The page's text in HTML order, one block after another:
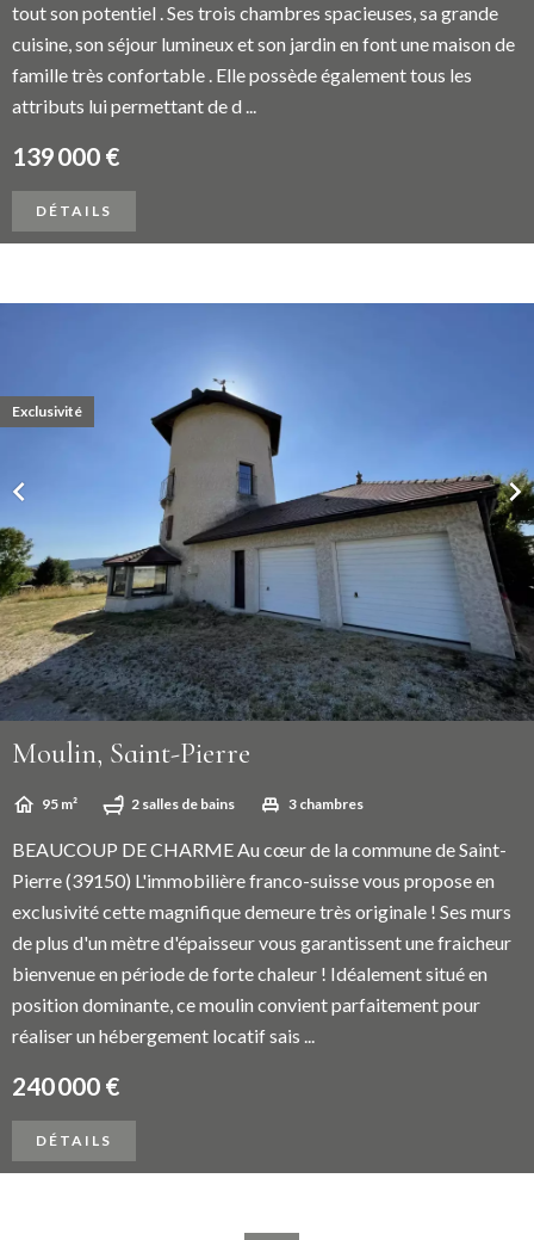
tout son potentiel . Ses trois chambres spacieuses, sa grande
cuisine, son séjour lumineux et son jardin en font une maison de
famille très confortable . Elle possède également tous les
attributs lui permettant de d ...
139 000 €
DÉTAILS
Moulin, Saint-Pierre
95 m² 2 salles de bains 3 chambres
BEAUCOUP DE CHARME Au cœur de la commune de Saint-
Pierre (39150) L'immobilière franco-suisse vous propose en
exclusivité cette magnifique demeure très originale ! Ses murs
de plus d'un mètre d'épaisseur vous garantissent une fraicheur
bienvenue en période de forte chaleur ! Idéalement situé en
position dominante, ce moulin convient parfaitement pour
réaliser un hébergement locatif sais ...
240 000 €
DÉTAILS
Exclusivité